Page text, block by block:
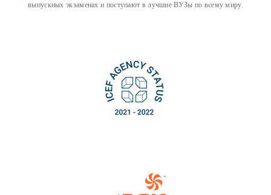
выпускных экзаменах и поступают в лучшие ВУЗы по всему миру.